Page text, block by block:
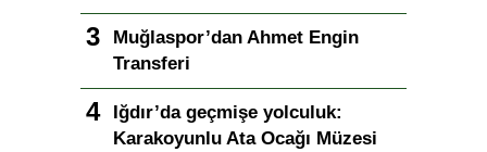
Muğlaspor’dan Ahmet Engin
Transferi
Iğdır’da geçmişe yolculuk:
Karakoyunlu Ata Ocağı Müzesi